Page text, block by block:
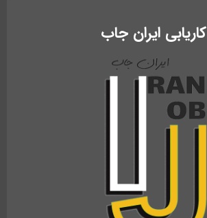
کاریابی ایران جاب